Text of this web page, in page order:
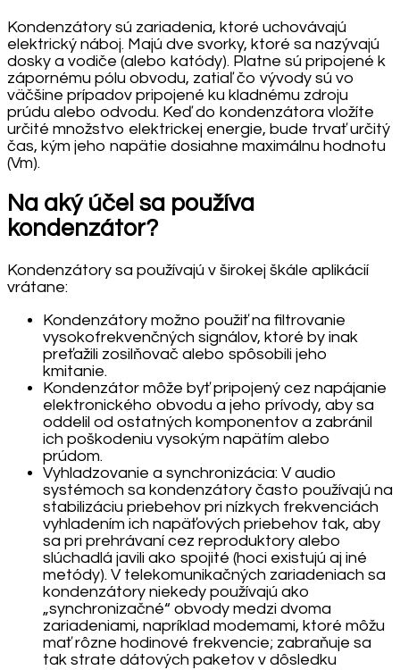
Kondenzátory sú zariadenia, ktoré uchovávajú
elektrický náboj. Majú dve svorky, ktoré sa nazývajú
dosky a vodiče (alebo katódy). Platne sú pripojené k
zápornému pólu obvodu, zatiaľ čo vývody sú vo
väčšine prípadov pripojené ku kladnému zdroju
prúdu alebo odvodu. Keď do kondenzátora vložíte
určité množstvo elektrickej energie, bude trvať určitý
čas, kým jeho napätie dosiahne maximálnu hodnotu
(Vm).
Na aký účel sa používa
kondenzátor?
Kondenzátory sa používajú v širokej škále aplikácií
vrátane:
Kondenzátory možno použiť na filtrovanie
vysokofrekvenčných signálov, ktoré by inak
preťažili zosilňovač alebo spôsobili jeho
kmitanie.
Kondenzátor môže byť pripojený cez napájanie
elektronického obvodu a jeho prívody, aby sa
oddelil od ostatných komponentov a zabránil
ich poškodeniu vysokým napätím alebo
prúdom.
Vyhladzovanie a synchronizácia: V audio
systémoch sa kondenzátory často používajú na
stabilizáciu priebehov pri nízkych frekvenciách
vyhladením ich napäťových priebehov tak, aby
sa pri prehrávaní cez reproduktory alebo
slúchadlá javili ako spojité (hoci existujú aj iné
metódy). V telekomunikačných zariadeniach sa
kondenzátory niekedy používajú ako
„synchronizačné“ obvody medzi dvoma
zariadeniami, napríklad modemami, ktoré môžu
mať rôzne hodinové frekvencie; zabraňuje sa
tak strate dátových paketov v dôsledku